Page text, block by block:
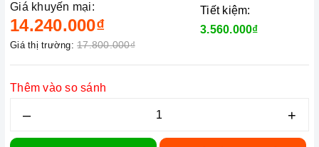
Giá khuyến mại:
14.240.000₫
Giá thị trường: 17.800.000₫
Tiết kiệm:
3.560.000₫
Thêm vào so sánh
– +